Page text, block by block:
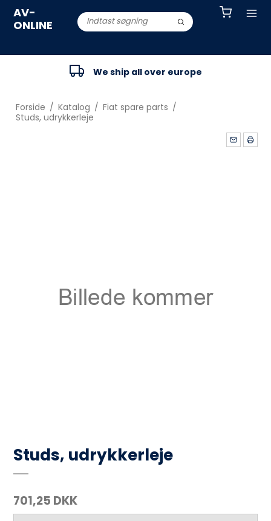
AV-
ONLINE
We ship all over europe
Forside / Katalog / Fiat spare parts /
Studs, udrykkerleje
Studs, udrykkerleje
701,25 DKK